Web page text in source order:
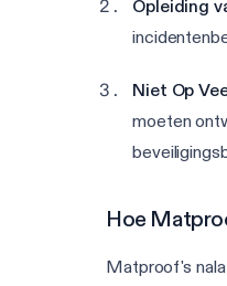
Opleiding
Niet Op
moeten
Hoe
Matproof's